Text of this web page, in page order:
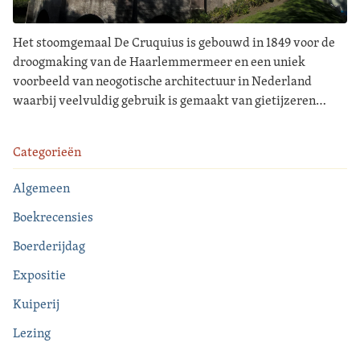
Het stoomgemaal De Cruquius is gebouwd in 1849 voor de
droogmaking van de Haarlemmermeer en een uniek
voorbeeld van neogotische architectuur in Nederland
waarbij veelvuldig gebruik is gemaakt van gietijzeren…
Categorieën
Algemeen
Boekrecensies
Boerderijdag
Expositie
Kuiperij
Lezing